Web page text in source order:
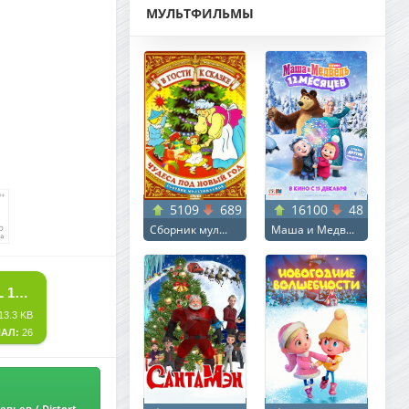
СКАЧАТЬ ТОРРЕНТ ВОРОТА / THE GATES (2026) WEB-DL 1080P | L
KB
26
МУЛЬТФИЛЬМЫ
5109 689
Сборник мул...
16100 48
Маша и Медв...